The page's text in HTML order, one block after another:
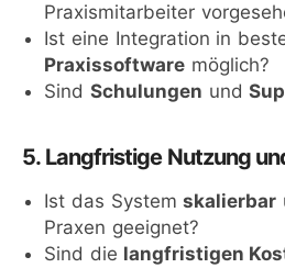
Praxismitarbeiter
Ist eine Integration in
Praxissoftware möglich?
Sind Schulungen und
5. Langfristige Nutzung
Ist das Systemskalierbar
Praxen geeignet?
Sind die langfristigen